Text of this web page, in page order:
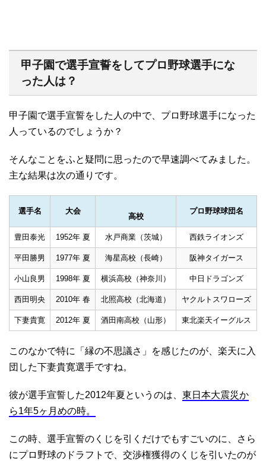
甲子園で選手宣誓をしてプロ野球選手にな
った人は？
甲子園で選手宣誓をした人の中で、プロ野球選手になった
人っているのでしょうか？
そんなことをふと疑問に思ったので早速調べてみました。
主な結果は次の通りです。
選手名 大会
高校
プロ野球球団名
豊田泰光 1952年 夏 水戸商業（茨城） 西鉄ライオンズ
平田勝男 1977年 夏 海星高校（長崎） 阪神タイガース
小山良男 1998年 夏 横浜高校（神奈川） 中日ドラゴンズ
西田明央 2010年 春 北照高校（北海道） ヤクルトスワローズ
下妻貴寛 2012年 夏 酒田南高校（山形） 東北楽天イーグルス
このなかで特に「縁の不思議さ」を感じたのが、楽天に入
団した下妻貴寛選手ですね。
彼が選手宣誓した2012年夏というのは、 東日本大震災か
ら1年5ヶ月めの時。
この時、選手宣誓のくじを引くだけでもすごいのに、さら
にプロ野球のドラフトで、交渉権獲得のくじを引いたのが